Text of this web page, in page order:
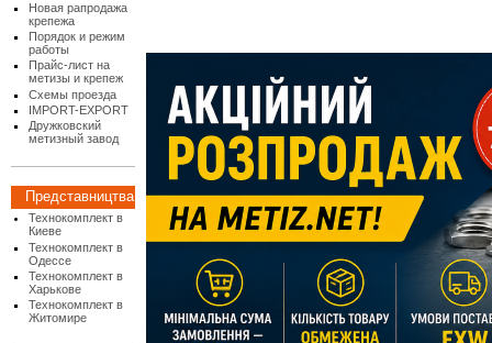
Новая рапродажа
крепежа
Порядок и режим
работы
Прайс-лист на
метизы и крепеж
Схемы проезда
IMPORT-EXPORT
Дружковский
метизный завод
Представництва
Технокомплект в
Киеве
Технокомплект в
Одессе
Технокомплект в
Харькове
Технокомплект в
Житомире